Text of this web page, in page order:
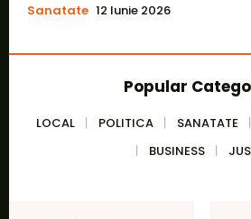
Sanatate 12 Iunie 2026
Popular
LOCAL POLITICA SANATATE
BUSINESS